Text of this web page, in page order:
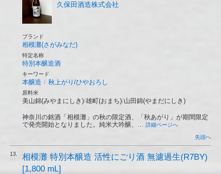
久保田酒造株式会社
ブランド
相模灘(さがみなだ)
特定名称
特別本醸造酒
キーワード
本醸造 / 秋上がり/ひやおろし
原料米
美山錦(みやまにしき)/雄町(おまち)/山田錦(やまだにしき)
神奈川の銘酒「相模灘」の秋の限定酒、「秋あがり」が期間限定
で発売開始となりました。純米大吟醸、... 詳細ページへ
先頭へ
13.
相模灘 特別本醸造 活性にごり酒 無濾過生(R7BY)
[1,800 mL]